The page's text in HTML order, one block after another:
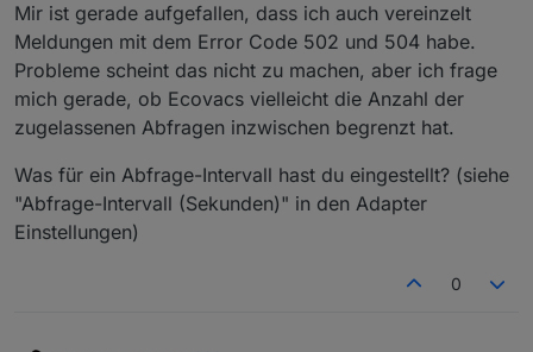
Mir ist gerade aufgefallen, dass ich auch vereinzelt
Meldungen mit dem Error Code 502 und 504 habe.
Probleme scheint das nicht zu machen, aber ich frage
mich gerade, ob Ecovacs vielleicht die Anzahl der
zugelassenen Abfragen inzwischen begrenzt hat.
Was für ein Abfrage-Intervall hast du eingestellt? (siehe
"Abfrage-Intervall (Sekunden)" in den Adapter
Einstellungen)
0